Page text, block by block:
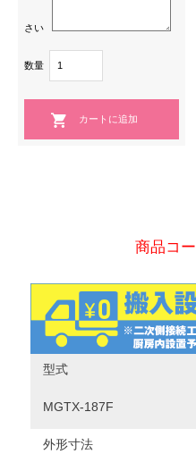
さい
数量
商品コ
型式
MGTX-187F
外形寸法